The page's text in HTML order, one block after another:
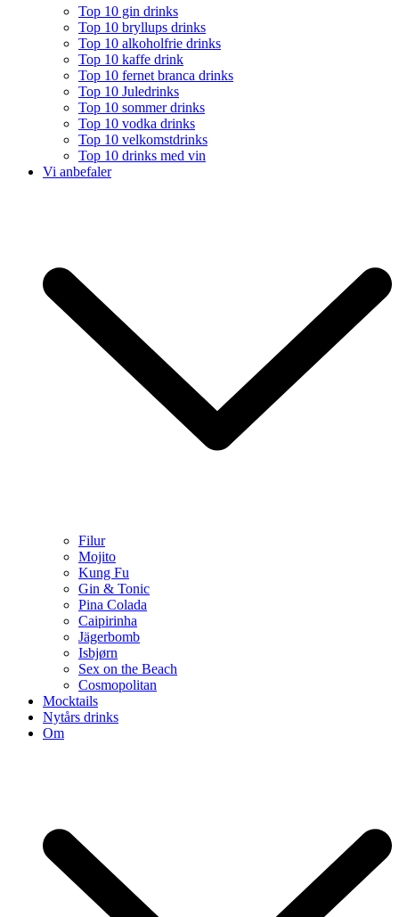
Top 10 gin drinks
Top 10 bryllups drinks
Top 10 alkoholfrie drinks
Top 10 kaffe drink
Top 10 fernet branca drinks
Top 10 Juledrinks
Top 10 sommer drinks
Top 10 vodka drinks
Top 10 velkomstdrinks
Top 10 drinks med vin
Vi anbefaler
Filur
Mojito
Kung Fu
Gin & Tonic
Pina Colada
Caipirinha
Jägerbomb
Isbjørn
Sex on the Beach
Cosmopolitan
Mocktails
Nytårs drinks
Om